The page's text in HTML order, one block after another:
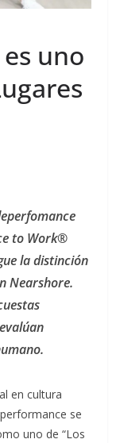
uno
to Work®
la distinción
Nearshore.
en cultura
se
uno de “Los